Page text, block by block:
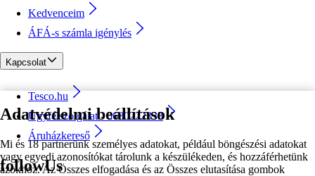
Adatvédelmi beállítások
Mi és 18 partnerünk személyes adatokat, például böngészési adatokat
vagy egyedi azonosítókat tárolunk a készülékeden, és hozzáférhetünk
azokhoz. Az Összes elfogadása és az Összes elutasítása gombok
Kedvenceim
ÁFÁ-s számla igénylés
Kapcsolat
Tesco.hu
Ügyfélszolgálat - 0680222333
Áruházkereső
followUs